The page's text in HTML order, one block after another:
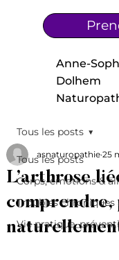
Anne-
Dolhem
Tous les posts
Corps, émotions &
Troubles
Vie pratique,
Tous les posts
L’arthrose
comprendre,
asnaturopathie 25